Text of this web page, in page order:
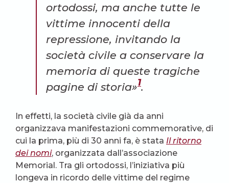
ortodossi, ma anche tutte le
vittime innocenti della
repressione, invitando la
società civile a conservare la
memoria di queste tragiche
pagine di storia»1.
In effetti, la società civile già da anni
organizzava manifestazioni commemorative, di
cui la prima, più di 30 anni fa, è stata Il ritorno
dei nomi, organizzata dall’associazione
Memorial. Tra gli ortodossi, l’iniziativa più
longeva in ricordo delle vittime del regime